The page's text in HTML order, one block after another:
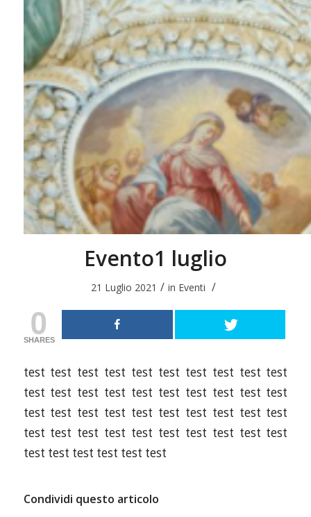
Evento1 luglio
21 Luglio 2021 / in Eventi /
0
SHARES
test test test test test test test test test test
test test test test test test test test test test
test test test test test test test test test test
test test test test test test test test test test
test test test test test test
Condividi questo articolo